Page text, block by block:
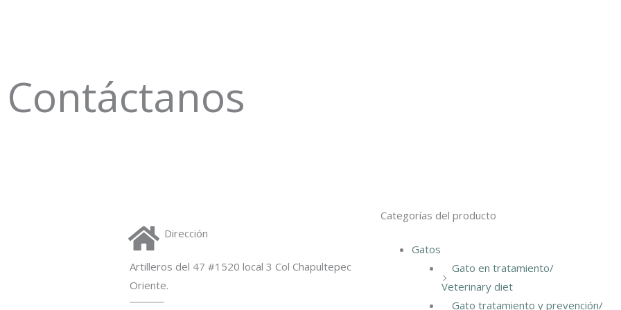
Contáctanos
Dirección
Artilleros del 47 #1520 local 3 Col Chapultepec
Oriente.
Categorías del producto
Gatos
Gato en tratamiento/
Veterinary diet
Gato tratamiento y prevención/